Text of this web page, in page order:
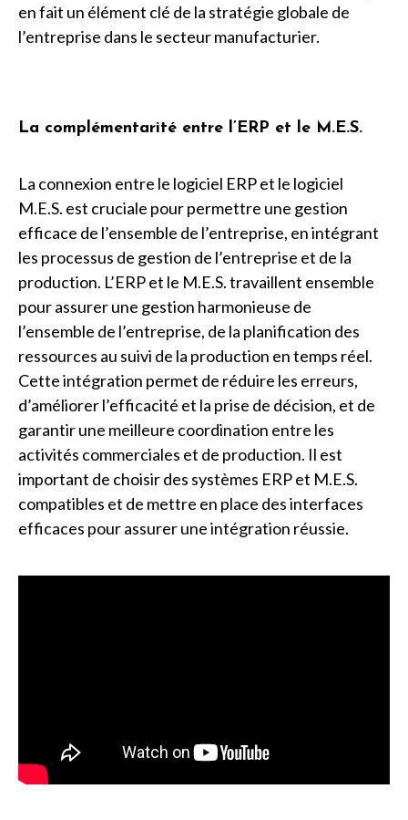
en fait un élément clé de la stratégie globale de
l’entreprise dans le secteur manufacturier.
La complémentarité entre l’ERP et le M.E.S.
La connexion entre le logiciel ERP et le logiciel
M.E.S. est cruciale pour permettre une gestion
efficace de l’ensemble de l’entreprise, en intégrant
les processus de gestion de l’entreprise et de la
production. L’ERP et le M.E.S. travaillent ensemble
pour assurer une gestion harmonieuse de
l’ensemble de l’entreprise, de la planification des
ressources au suivi de la production en temps réel.
Cette intégration permet de réduire les erreurs,
d’améliorer l’efficacité et la prise de décision, et de
garantir une meilleure coordination entre les
activités commerciales et de production. Il est
important de choisir des systèmes ERP et M.E.S.
compatibles et de mettre en place des interfaces
efficaces pour assurer une intégration réussie.